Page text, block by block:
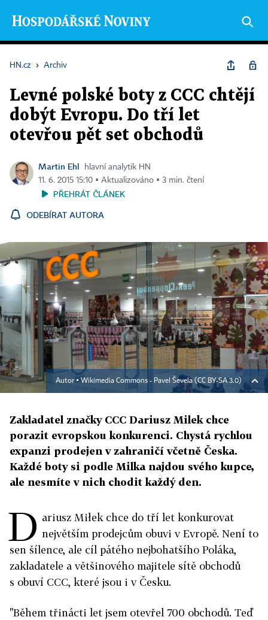
HN.cz › Archiv
Levné polské boty z CCC chtějí
dobýt Evropu. Do tří let
otevřou pět set obchodů
Martin Ehl
hlavní analytik HN
11. 6. 2015 15:10 ▪ Aktualizováno ▪ 3 min. čtení
PŘEHRÁT ČLÁNEK
ODEBÍRAT AUTORA
Autor ▪ Wikimedia Commons - Pavel Ševela (CC BY-SA 3.0)
Zakladatel značky CCC Dariusz Milek chce
porazit evropskou konkurenci. Chystá rychlou
expanzi prodejen v zahraničí včetně Česka.
Každé boty si podle Milka najdou svého kupce,
ale nesmíte v nich chodit každý den.
D ariusz Miłek chce do tří let konkurovat
největším prodejcům obuvi v Evropě. Není to
sen šílence, ale cíl pátého nejbohatšího Poláka,
zakladatele a většinového majitele sítě obchodů
s obuví CCC, které jsou i v Česku.
"Během třinácti let jsem otevřel 700 obchodů. Teď